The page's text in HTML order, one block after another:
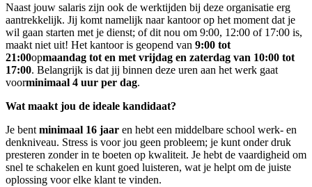
Naast jouw salaris zijn ook de werktijden bij deze organisatie erg
aantrekkelijk. Jij komt namelijk naar kantoor op het moment dat je
wil gaan starten met je dienst; of dit nou om 9:00, 12:00 of 17:00 is,
maakt niet uit! Het kantoor is geopend van 9:00 tot
21:00opmaandag tot en met vrijdag en zaterdag van 10:00 tot
17:00. Belangrijk is dat jij binnen deze uren aan het werk gaat
voorminimaal 4 uur per dag.
Wat maakt jou de ideale kandidaat?
Je bent minimaal 16 jaar en hebt een middelbare school werk- en
denkniveau. Stress is voor jou geen probleem; je kunt onder druk
presteren zonder in te boeten op kwaliteit. Je hebt de vaardigheid om
snel te schakelen en kunt goed luisteren, wat je helpt om de juiste
oplossing voor elke klant te vinden.